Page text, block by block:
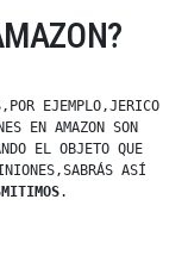
EJEMPLO,JERICO
EN AMAZON SON
EL OBJETO QUE
ASÍ
.